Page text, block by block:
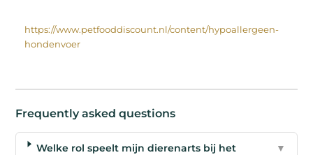
https://www.petfooddiscount.nl/content/hypoallergeen-
hondenvoer
Frequently asked questions
Welke rol speelt mijn dierenarts bij het
▼